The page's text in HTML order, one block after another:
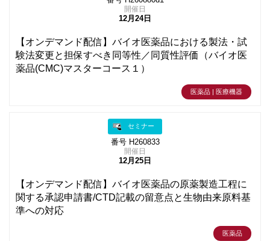
開催日
12月24日
【オンデマンド配信】バイオ医薬品における製法・試
験法変更と担保すべき同等性／同質性評価（バイオ医
薬品(CMC)マスターコース１）
医薬品 | 医療機器
セミナー
番号 H260833
開催日
12月25日
【オンデマンド配信】バイオ医薬品の原薬製造工程に
関する承認申請書/CTD記載の留意点と生物由来原料基
準への対応
医薬品